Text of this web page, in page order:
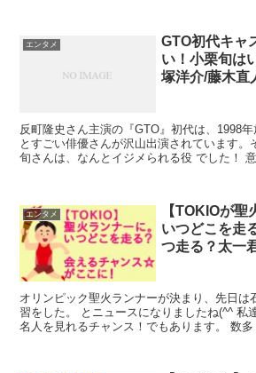
エンタメ
GTO初代キャ
い！小栗旬は
塚洋介/藤木直
反町隆史さん主演の『GTO』初代は、1998
とすごい俳優さんが沢山出演されています。
旬さんは、なんとイジメられる役 でした！ 意外過ぎる！意外過ぎで
エンタメ
【TOKIOが
いつどこを走
つ走る？太一
オリンピック聖火ランナーが決まり、先日は
習をした。 とニュースになりましたね(^^ 私達一般人からすると、有
名人を見れるチャンス！でもあります。 数多くの芸能人が走ります